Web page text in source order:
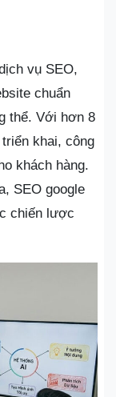
vụ SEO,
chuẩn
thể. Với hơn 8
khai, công
khách hàng.
SEO google
chiến lược